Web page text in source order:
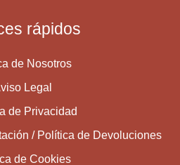
rápidos
de Nosotros
Legal
de Privacidad
/ Política de Devoluciones
de Cookies